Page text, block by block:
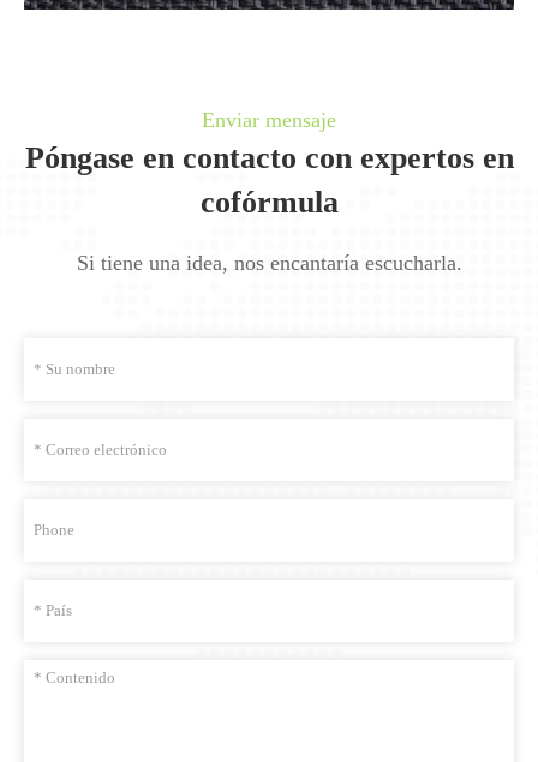
Enviar mensaje
Póngase en contacto con expertos en
cofórmula
Si tiene una idea, nos encantaría escucharla.